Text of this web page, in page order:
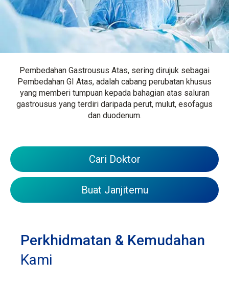
Pembedahan Gastrousus Atas, sering dirujuk sebagai
Pembedahan GI Atas, adalah cabang perubatan khusus
yang memberi tumpuan kepada bahagian atas saluran
gastrousus yang terdiri daripada perut, mulut, esofagus
dan duodenum.
Cari Doktor
Buat Janjitemu
Perkhidmatan & Kemudahan
Kami